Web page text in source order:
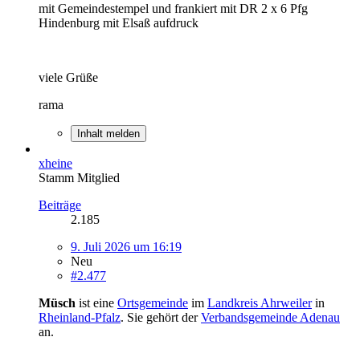
mit Gemeindestempel und frankiert mit DR 2 x 6 Pfg
Hindenburg mit Elsaß aufdruck
viele Grüße
rama
Inhalt melden
xheine
Stamm Mitglied
Beiträge
2.185
9. Juli 2026 um 16:19
Neu
#2.477
Müsch ist eine Ortsgemeinde im Landkreis Ahrweilerin
Rheinland-Pfalz. Sie gehört derVerbandsgemeinde Adenau
an.